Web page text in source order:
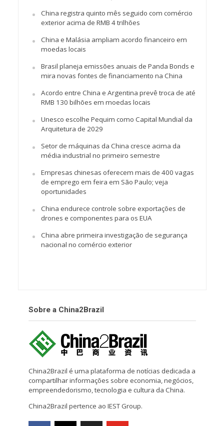
China registra quinto mês seguido com comércio
exterior acima de RMB 4 trilhões
China e Malásia ampliam acordo financeiro em
moedas locais
Brasil planeja emissões anuais de Panda Bonds e
mira novas fontes de financiamento na China
Acordo entre China e Argentina prevê troca de até
RMB 130 bilhões em moedas locais
Unesco escolhe Pequim como Capital Mundial da
Arquitetura de 2029
Setor de máquinas da China cresce acima da
média industrial no primeiro semestre
Empresas chinesas oferecem mais de 400 vagas
de emprego em feira em São Paulo; veja
oportunidades
China endurece controle sobre exportações de
drones e componentes para os EUA
China abre primeira investigação de segurança
nacional no comércio exterior
Sobre a China2Brazil
China2Brazil é uma plataforma de notícias dedicada a
compartilhar informações sobre economia, negócios,
empreendedorismo, tecnologia e cultura da China.
China2Brazil pertence ao IEST Group.